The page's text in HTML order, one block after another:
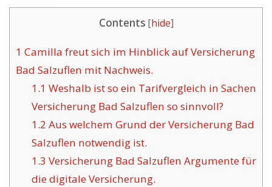
Contents [hide]
1 Camilla freut sich im Hinblick auf Versicherung
Bad Salzuflen mit Nachweis.
1.1 Weshalb ist so ein Tarifvergleich in Sachen
Versicherung Bad Salzuflen so sinnvoll?
1.2 Aus welchem Grund der Versicherung Bad
Salzuflen notwendig ist.
1.3 Versicherung Bad Salzuflen Argumente für
die digitale Versicherung.